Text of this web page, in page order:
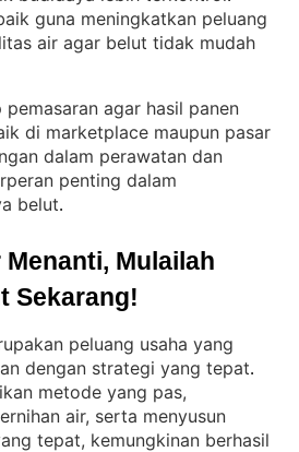
guna meningkatkan peluang
air agar belut tidak mudah
agar hasil panen
di marketplace maupun pasar
dalam perawatan dan
penting dalam
belut.
Mulailah
Sekarang!
peluang usaha yang
dengan strategi yang tepat
metode yang pas,
air, serta menyusun
tepat, kemungkinan berhasil